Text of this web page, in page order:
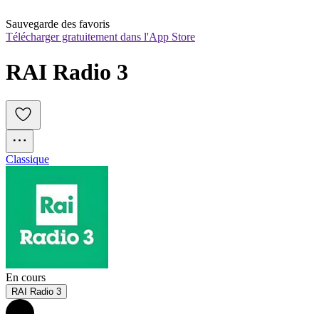
Sauvegarde des favoris
Télécharger gratuitement dans l'App Store
RAI Radio 3
Classique
En cours
RAI Radio 3